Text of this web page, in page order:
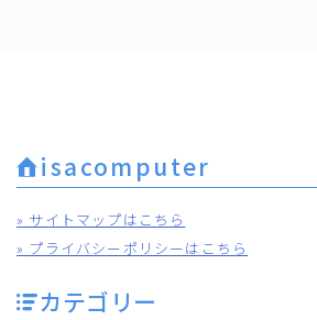
isacomputer
» サイトマップはこちら
» プライバシーポリシーはこちら
カテゴリー